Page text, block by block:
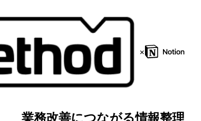
×
業務改善につながる情報整理